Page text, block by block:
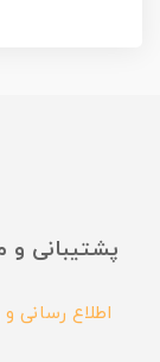
پشتیبانی و
اطلاع رسانی